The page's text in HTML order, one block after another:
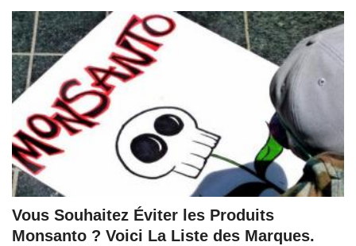
Vous Souhaitez Éviter les Produits
Monsanto ? Voici La Liste des Marques.